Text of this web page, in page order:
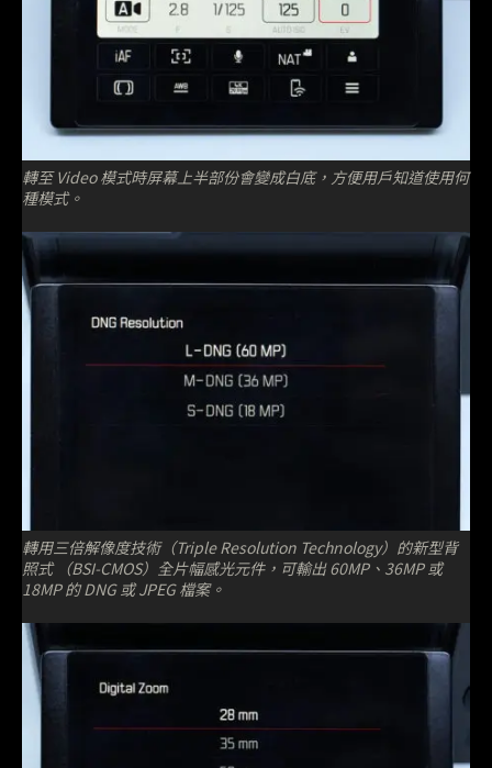
轉至 Video 模式時屏幕上半部份會變成白底，方便用戶知道使用何
種模式。
轉用三倍解像度技術（Triple Resolution Technology）的新型背
照式 （BSI-CMOS）全片幅感光元件，可輸出 60MP、36MP 或
18MP 的 DNG 或 JPEG 檔案。